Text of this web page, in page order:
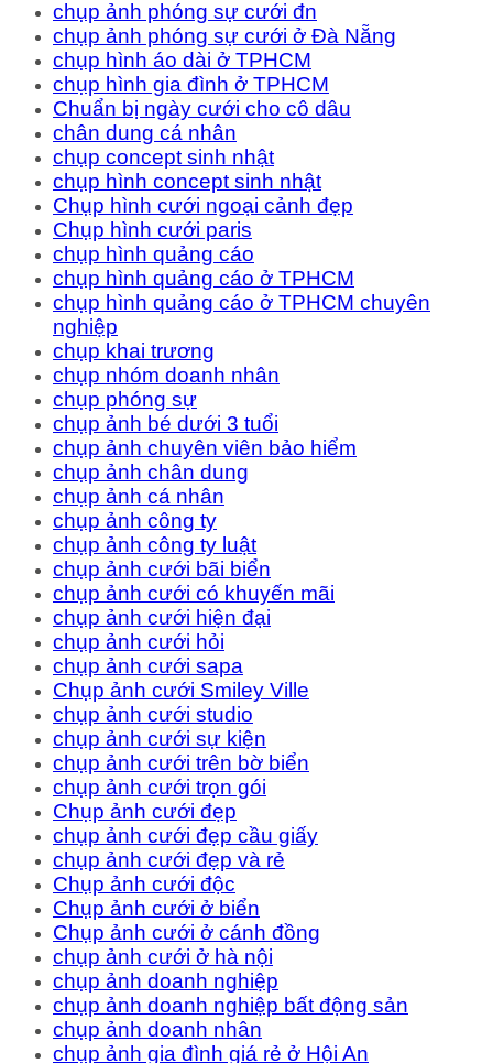
chụp ảnh phóng sự cưới đn
chụp ảnh phóng sự cưới ở Đà Nẵng
chụp hình áo dài ở TPHCM
chụp hình gia đình ở TPHCM
Chuẩn bị ngày cưới cho cô dâu
chân dung cá nhân
chụp concept sinh nhật
chụp hình concept sinh nhật
Chụp hình cưới ngoại cảnh đẹp
Chụp hình cưới paris
chụp hình quảng cáo
chụp hình quảng cáo ở TPHCM
chụp hình quảng cáo ở TPHCM chuyên
nghiệp
chụp khai trương
chụp nhóm doanh nhân
chụp phóng sự
chụp ảnh bé dưới 3 tuổi
chụp ảnh chuyên viên bảo hiểm
chụp ảnh chân dung
chụp ảnh cá nhân
chụp ảnh công ty
chụp ảnh công ty luật
chụp ảnh cưới bãi biển
chụp ảnh cưới có khuyến mãi
chụp ảnh cưới hiện đại
chụp ảnh cưới hỏi
chụp ảnh cưới sapa
Chụp ảnh cưới Smiley Ville
chụp ảnh cưới studio
chụp ảnh cưới sự kiện
chụp ảnh cưới trên bờ biển
chụp ảnh cưới trọn gói
Chụp ảnh cưới đẹp
chụp ảnh cưới đẹp cầu giấy
chụp ảnh cưới đẹp và rẻ
Chụp ảnh cưới độc
Chụp ảnh cưới ở biển
Chụp ảnh cưới ở cánh đồng
chụp ảnh cưới ở hà nội
chụp ảnh doanh nghiệp
chụp ảnh doanh nghiệp bất động sản
chụp ảnh doanh nhân
chụp ảnh gia đình giá rẻ ở Hội An